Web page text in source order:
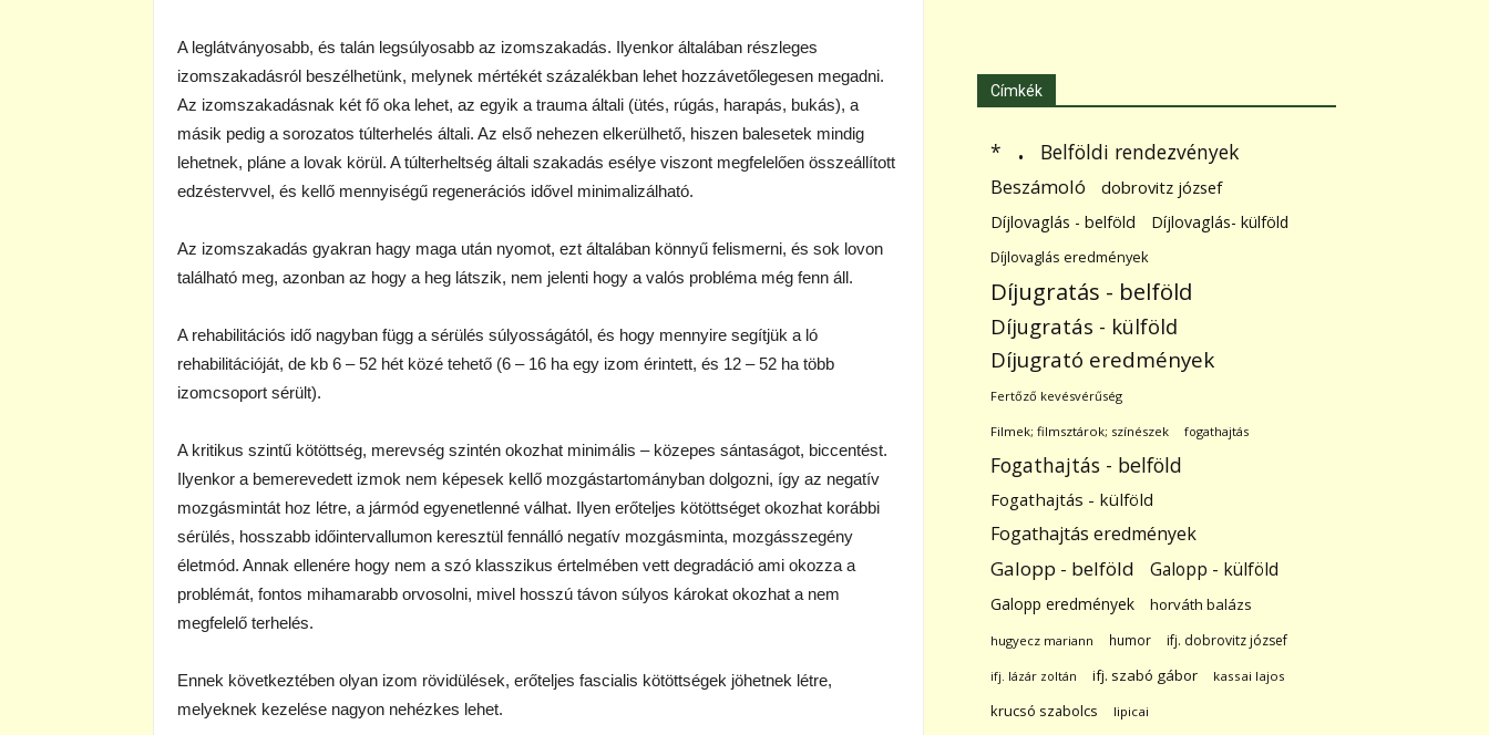
A leglátványosabb, és talán legsúlyosabb az izomszakadás. Ilyenkor általában részleges
izomszakadásról beszélhetünk, melynek mértékét százalékban lehet hozzávetőlegesen megadni.
Az izomszakadásnak két fő oka lehet, az egyik a trauma általi (ütés, rúgás, harapás, bukás), a
másik pedig a sorozatos túlterhelés általi. Az első nehezen elkerülhető, hiszen balesetek mindig
lehetnek, pláne a lovak körül. A túlterheltség általi szakadás esélye viszont megfelelően összeállított
edzéstervvel, és kellő mennyiségű regenerációs idővel minimalizálható.
Az izomszakadás gyakran hagy maga után nyomot, ezt általában könnyű felismerni, és sok lovon
található meg, azonban az hogy a heg látszik, nem jelenti hogy a valós probléma még fenn áll.
A rehabilitációs idő nagyban függ a sérülés súlyosságától, és hogy mennyire segítjük a ló
rehabilitációját, de kb 6 – 52 hét közé tehető (6 – 16 ha egy izom érintett, és 12 – 52 ha több
izomcsoport sérült).
A kritikus szintű kötöttség, merevség szintén okozhat minimális – közepes sántaságot, biccentést.
Ilyenkor a bemerevedett izmok nem képesek kellő mozgástartományban dolgozni, így az negatív
mozgásmintát hoz létre, a jármód egyenetlenné válhat. Ilyen erőteljes kötöttséget okozhat korábbi
sérülés, hosszabb időintervallumon keresztül fennálló negatív mozgásminta, mozgásszegény
életmód. Annak ellenére hogy nem a szó klasszikus értelmében vett degradáció ami okozza a
problémát, fontos mihamarabb orvosolni, mivel hosszú távon súlyos károkat okozhat a nem
megfelelő terhelés.
Ennek következtében olyan izom rövidülések, erőteljes fascialis kötöttségek jöhetnek létre,
melyeknek kezelése nagyon nehézkes lehet.
Címkék
* . Belföldi rendezvények
Beszámoló dobrovitz józsef
Díjlovaglás - belföld Díjlovaglás- külföld
Díjlovaglás eredmények
Díjugratás - belföld
Díjugratás - külföld
Díjugrató eredmények
Fertőző kevésvérűség
Filmek; filmsztárok; színészek fogathajtás
Fogathajtás - belföld
Fogathajtás - külföld
Fogathajtás eredmények
Galopp - belföld Galopp - külföld
Galopp eredmények horváth balázs
hugyecz mariann humor ifj. dobrovitz józsef
ifj. lázár zoltán ifj. szabó gábor kassai lajos
krucsó szabolcs lipicai